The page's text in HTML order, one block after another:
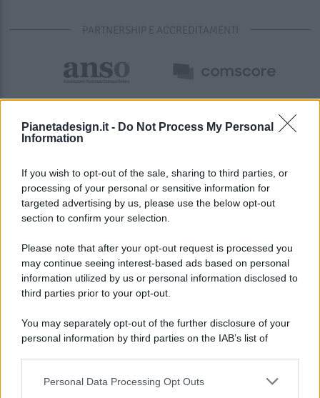
Pianetadesign.it - Do Not Process My Personal
Information
If you wish to opt-out of the sale, sharing to third parties, or
processing of your personal or sensitive information for
targeted advertising by us, please use the below opt-out
section to confirm your selection.
Please note that after your opt-out request is processed you
may continue seeing interest-based ads based on personal
information utilized by us or personal information disclosed to
third parties prior to your opt-out.
You may separately opt-out of the further disclosure of your
personal information by third parties on the IAB’s list of
This information may also be disclosed by us to third parties
Personal Data Processing Opt Outs
PARTNERSHIP E ACCREDITAMENTI
© 2026 - Pianeta Design - P.IVA 04827280654 - Testata
Registrata Al Tribunale Di Nocera Inferiore N. 8/2020 - RG N.
ISCRIZIONE AL ROC N. 35792 – ISCRITTA ALL’ANSO
(ASSOCIAZIONE NAZIONALE STAMPA ONLINE)
PREFERENZE PRIVACY